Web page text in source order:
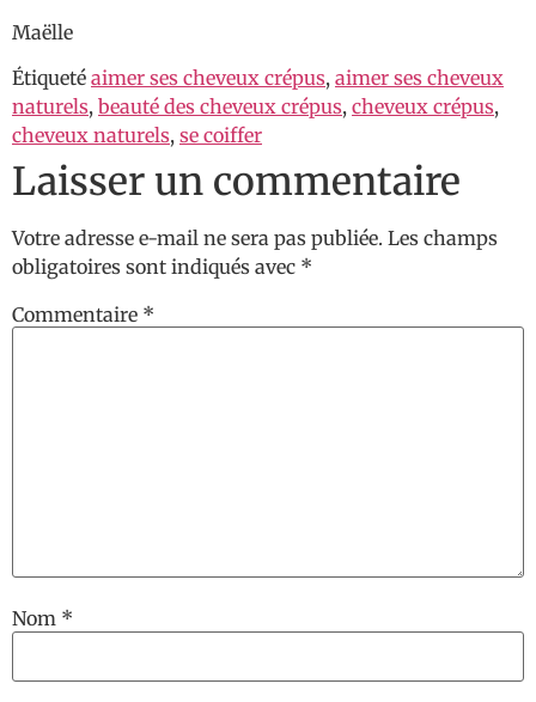
Maëlle
Étiqueté aimer ses cheveux crépus, aimer ses cheveux
naturels, beauté des cheveux crépus, cheveux crépus,
cheveux naturels, se coiffer
Laisser un commentaire
Votre adresse e-mail ne sera pas publiée. Les champs
obligatoires sont indiqués avec *
Commentaire *
Nom *